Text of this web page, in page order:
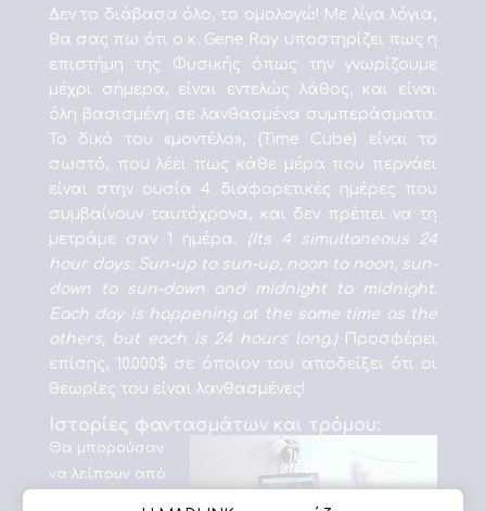
Δεν το διάβασα όλο, το ομολογώ! Με λίγα λόγια,
θα σας πω ότι ο κ. Gene Ray υποστηρίζει πως η
επιστήμη της Φυσικής όπως την γνωρίζουμε
μέχρι σήμερα, είναι εντελώς λάθος, και είναι
όλη βασισμένη σε λανθασμένα συμπεράσματα.
Το δικό του «μοντέλο», (Time Cube) είναι το
σωστό, που λέει πως κάθε μέρα που περνάει
είναι στην ουσία 4 διαφορετικές ημέρες που
συμβαίνουν ταυτόχρονα, και δεν πρέπει να τη
μετράμε σαν 1 ημέρα. (Its 4 simultaneous 24
hour days: Sun-up to sun-up, noon to noon, sun-
down to sun-down and midnight to midnight.
Each day is happening at the same time as the
others, but each is 24 hours long.)Προσφέρει
επίσης, 10.000$ σε όποιον του αποδείξει ότι οι
θεωρίες του είναι λανθασμένες!
Ιστορίες φαντασμάτων και τρόμου:
Θα μπορούσαν
να λείπουν από